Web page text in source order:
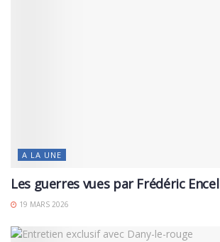
A LA UNE
Les guerres vues par Frédéric Encel
19 MARS 2026